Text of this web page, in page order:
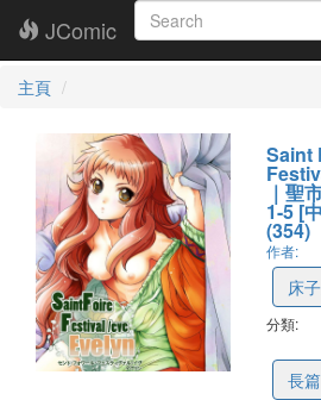
JComic
主頁
Saint
｜聖
1-5 [
(354)
作者:
床
分類:
長篇